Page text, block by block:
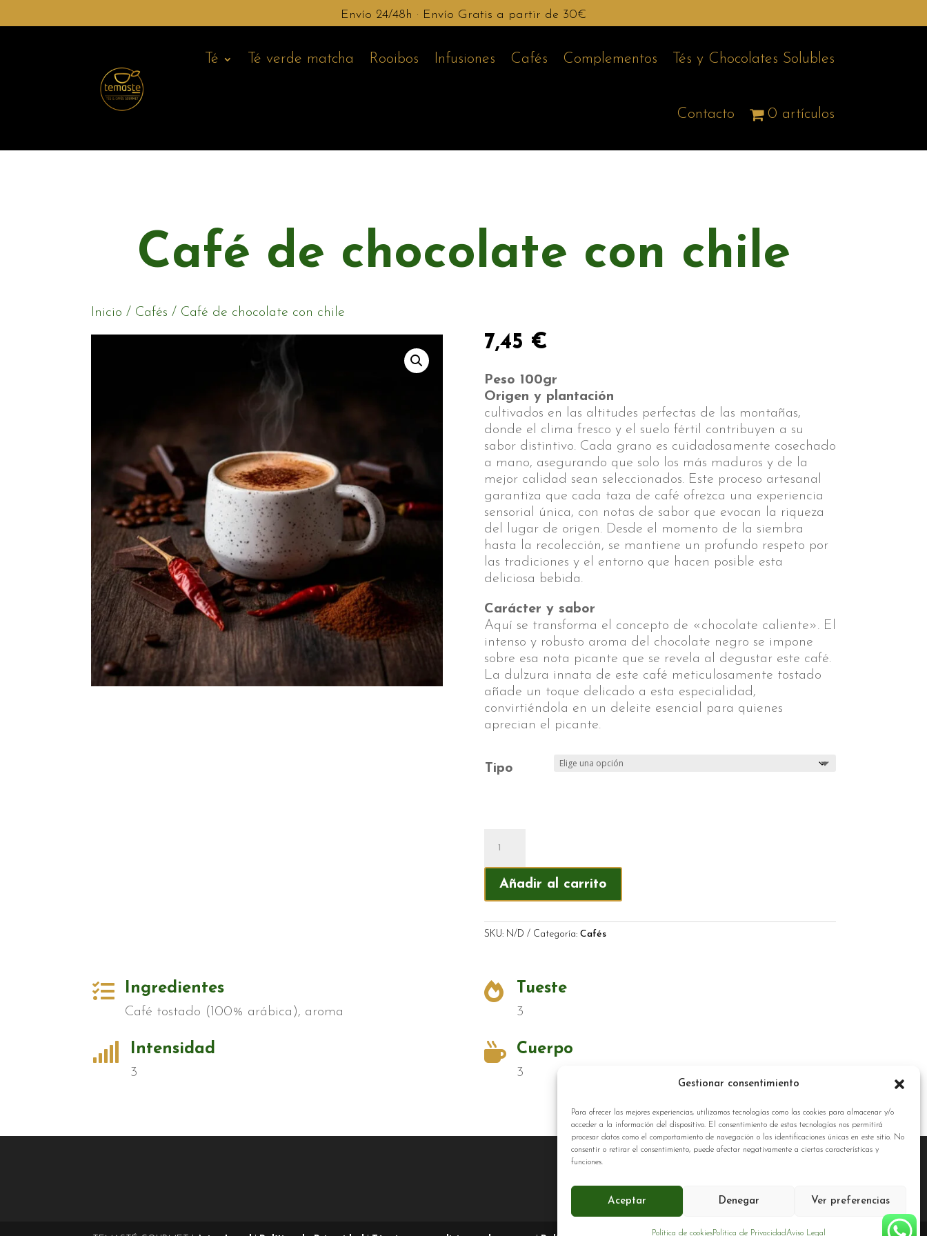
Gestionar consentimiento
Para ofrecer las mejores experiencias, utilizamos tecnologías como las cookies para almacenar y/o
acceder a la información del dispositivo. El consentimiento de estas tecnologías nos permitirá
procesar datos como el comportamiento de navegación o las identificaciones únicas en este sitio. No
consentir o retirar el consentimiento, puede afectar negativamente a ciertas características y
funciones.
Aceptar Denegar Ver preferencias
Política de cookiesPolítica de PrivacidadAviso Legal
Envío 24/48h · Envío Gratis a partir de 30€
Té Té verde matcha Rooibos Infusiones Cafés Complementos Tés y Chocolates Solubles
Contacto 0 artículos
Café de chocolate con chile
Inicio / Cafés / Café de chocolate con chile
7,45 €
Peso 100gr
Origen y plantación
cultivados en las altitudes perfectas de las montañas,
donde el clima fresco y el suelo fértil contribuyen a su
sabor distintivo. Cada grano es cuidadosamente cosechado
a mano, asegurando que solo los más maduros y de la
mejor calidad sean seleccionados. Este proceso artesanal
garantiza que cada taza de café ofrezca una experiencia
sensorial única, con notas de sabor que evocan la riqueza
del lugar de origen. Desde el momento de la siembra
hasta la recolección, se mantiene un profundo respeto por
las tradiciones y el entorno que hacen posible esta
deliciosa bebida.
Carácter y sabor
Aquí se transforma el concepto de «chocolate caliente». El
intenso y robusto aroma del chocolate negro se impone
sobre esa nota picante que se revela al degustar este café.
La dulzura innata de este café meticulosamente tostado
añade un toque delicado a esta especialidad,
convirtiéndola en un deleite esencial para quienes
aprecian el picante.
Tipo
chocolate
con
chile
cantidad
Añadir al carrito
SKU: N/D Categoría: Cafés
 Ingredientes
Café tostado (100% arábica), aroma
 Intensidad
3
 Tueste
3
 Cuerpo
3